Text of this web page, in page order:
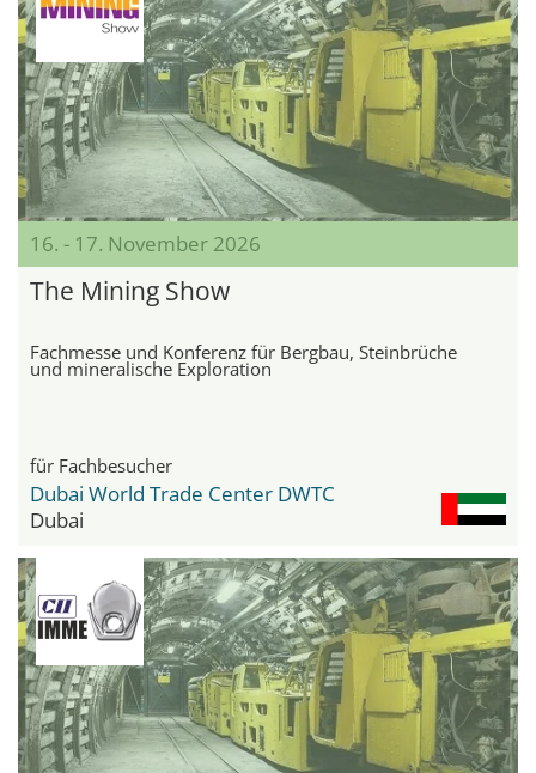
16. - 17. November 2026
The Mining Show
Fachmesse und Konferenz für Bergbau, Steinbrüche
und mineralische Exploration
für Fachbesucher
Dubai World Trade Center DWTC
Dubai